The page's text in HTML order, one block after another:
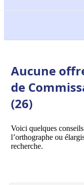
Aucune
de
(26)
Voici quelques
l’orthographe ou
recherche.